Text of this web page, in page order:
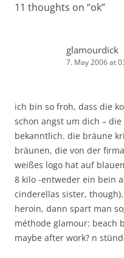
11 thoughts on “ok”
glamourdick
7. May 2006 at
ich bin so froh, dass die
schon angst um dich –
bekanntlich. die bräune
bräunen, die von der
weißes logo hat auf
8 kilo -entweder ein bein
cinderellas sister,
heroin, dann spart man
méthode glamour: beach
maybe after work? n